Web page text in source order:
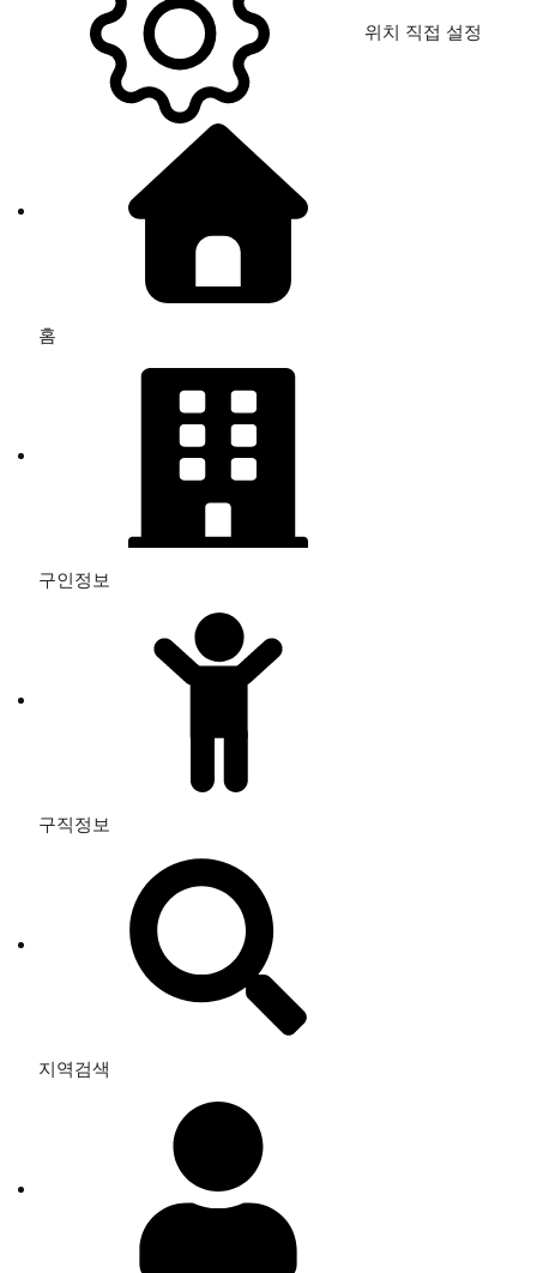
위치 직접 설정
홈
구인정보
구직정보
지역검색